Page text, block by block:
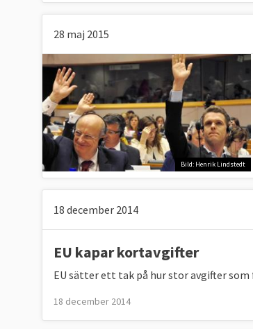
28 maj 2015
Bild: Henrik Lindstedt
18 december 2014
EU kapar kortavgifter
EU sätter ett tak på hur stor avgifter
18 december 2014